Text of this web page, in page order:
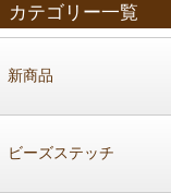
カテゴリー一覧
新商品
ビーズステッチ